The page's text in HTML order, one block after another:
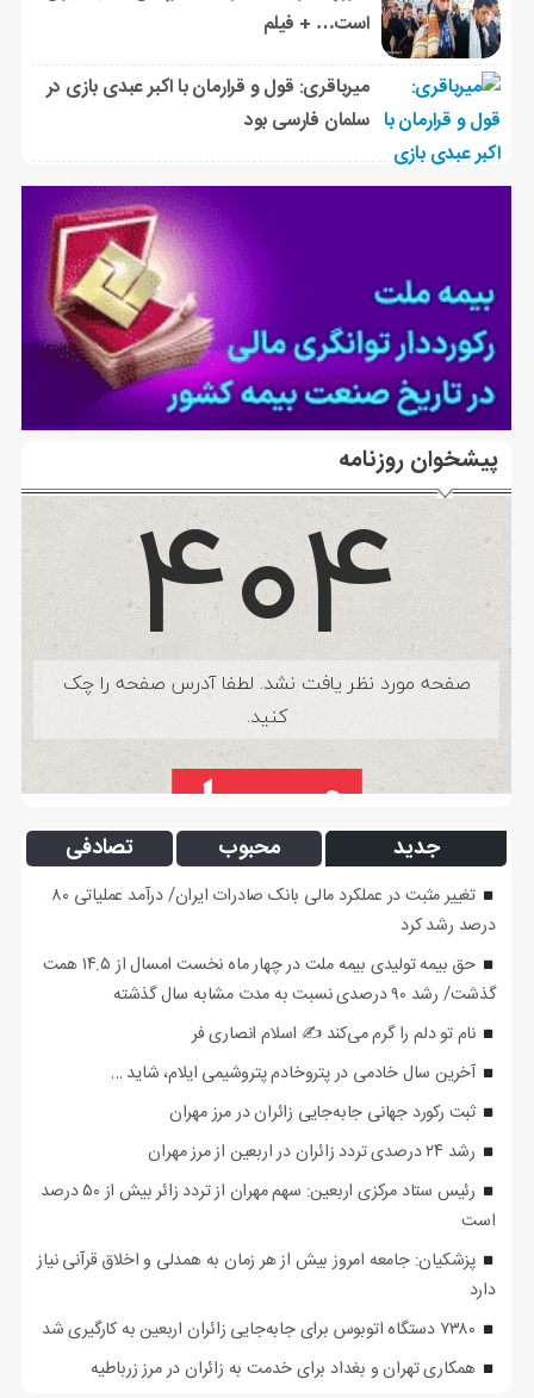
است… + فیلم
میرباقری: قول و قرارمان با اکبر عبدی بازی در
سلمان فارسی بود
پیشخوان روزنامه
جدید محبوب تصادفی
تغییر مثبت در عملکرد مالی بانک صادرات ایران/ درآمد عملیاتی ۸۰
درصد رشد کرد
حق بیمه تولیدی بیمه ملت در چهار ماه نخست امسال از ۱۴.۵ همت
گذشت/ رشد ۹۰ درصدی نسبت به مدت مشابه سال گذشته
نام تو دلم را گرم می‌کند ✍️ اسلام انصاری فر
آخرین سال خادمی در پتروخادم پتروشیمی ایلام، شاید …
ثبت رکورد جهانی جابه‌جایی زائران در مرز مهران
رشد ۲۴ درصدی تردد زائران در اربعین از مرز مهران
رئیس ستاد مرکزی اربعین: سهم مهران از تردد زائر بیش از ۵۰ درصد
است
پزشکیان: جامعه امروز بیش از هر زمان به همدلی و اخلاق قرآنی نیاز
دارد
۷۳۸۰ دستگاه اتوبوس برای جابه‌جایی زائران اربعین به‌ کارگیری شد
همکاری تهران و بغداد برای خدمت به زائران در مرز زرباطیه